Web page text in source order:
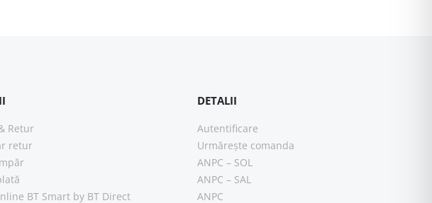
Retur
retur
BT Smart by BT Direct
DETALII
Autentificare
Urmărește comanda
ANPC – SOL
ANPC – SAL
ANPC